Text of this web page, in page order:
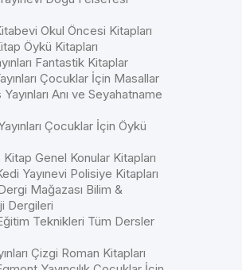
Okul Öncesi Kitapları
Öykü Kitapları
Fantastik Kitaplar
Çocuklar İçin Masallar
Anı ve Seyahatname
Çocuklar İçin Öykü
Genel Konular Kitapları
Yayınevi Polisiye Kitapları
Mağazası Bilim &
Dergileri
Teknikleri Tüm Dersler
Çizgi Roman Kitapları